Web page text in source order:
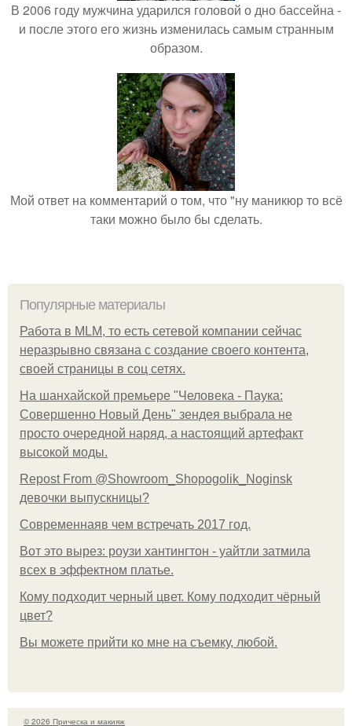
В 2006 году мужчина ударился головой о дно бассейна -
и после этого его жизнь изменилась самым странным
образом.
Мой ответ на комментарий о том, что "ну маникюр то всё
таки можно было бы сделать.
Популярные материалы
Работа в MLM, то есть сетевой компании сейчас
неразрывно связана с создание своего контента,
своей страницы в соц сетях.
На шанхайской премьере "Человека - Паука:
Совершенно Новый День" зендея выбрала не
просто очередной наряд, а настоящий артефакт
высокой моды.
Repost From @Showroom_Shopogolik_Noginsk
девочки выпускницы?
Современнаяв чем встречать 2017 год.
Вот это вырез: роузи хантингтон - уайтли затмила
всех в эффектном платьe.
Кому подходит черный цвет. Кому подходит чёрный
цвет?
Вы можете прийти ко мне на съемку, любой.
© 2026 Прическа и макияж